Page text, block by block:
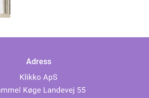
Adress